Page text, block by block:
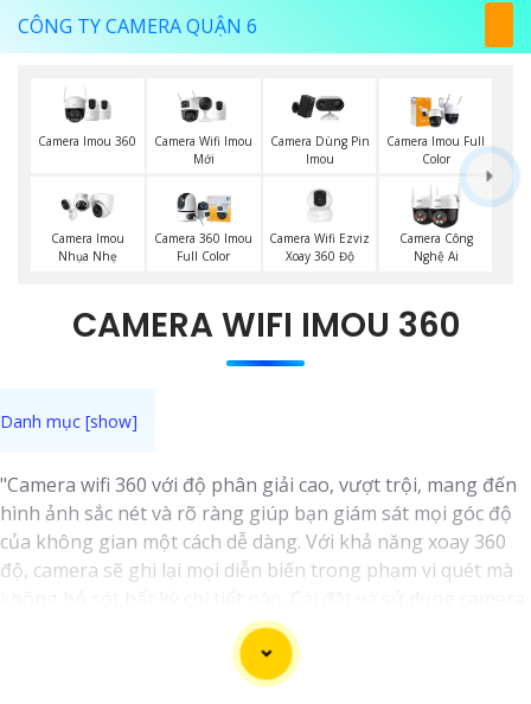
CÔNG TY CAMERA QUẬN 6
Camera Imou 360
Camera Wifi Imou
Mới
Camera Dùng Pin
Imou
Camera Imou Full
Color
Camera Imou
Nhụa Nhẹ
Camera 360 Imou
Full Color
Camera Wifi Ezviz
Xoay 360 Độ
Camera Công
Nghệ Ai
CAMERA WIFI IMOU 360
"Camera wifi 360 với độ phân giải cao, vượt trội, mang đến
hình ảnh sắc nét và rõ ràng giúp bạn giám sát mọi góc độ
của không gian một cách dễ dàng. Với khả năng xoay 360
độ, camera sẽ ghi lại mọi diễn biến trong phạm vi quét mà
qua kết nối wifi cũng rất tiện lợi, bạn có thể theo dõi từ xa
thông qua ứng dụng di động một cách đơn giản. Camera
wifi 360 là sự lựa chọn hoàn hảo để bảo vệ nhà cửa, văn